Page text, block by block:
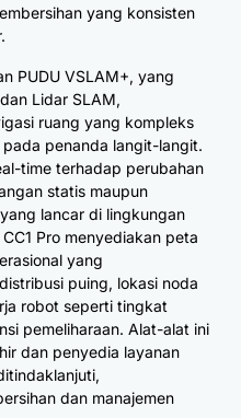
yang konsisten
PUDU VSLAM+, yang
Lidar SLAM,
ruang yang kompleks
penanda langit-langit.
time terhadap perubahan
statis maupun
lancar di lingkungan
Pro menyediakan peta
yang
puing, lokasi noda
robot seperti tingkat
pemeliharaan. Alat-alat ini
dan penyedia layanan
dan manajemen